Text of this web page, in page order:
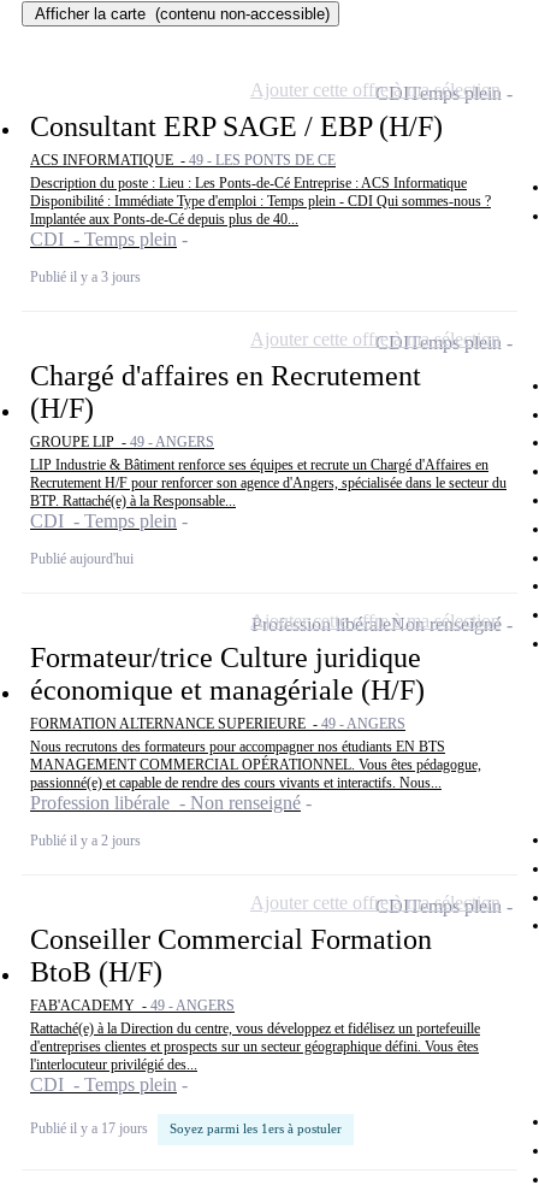
Afficher la carte (contenu non-accessible)
Consultant ERP SAGE / EBP (H/F)
ACS INFORMATIQUE - 49 - LES PONTS DE CE
Description du poste : Lieu : Les Ponts-de-Cé Entreprise : ACS Informatique
Disponibilité : Immédiate Type d'emploi : Temps plein - CDI Qui sommes-nous ?
Implantée aux Ponts-de-Cé depuis plus de 40...
CDI - Temps plein
Publié il y a 3 jours
CDITemps plein
Ajouter cette offre à ma sélection
Chargé d'affaires en Recrutement
(H/F)
GROUPE LIP - 49 - ANGERS
LIP Industrie & Bâtiment renforce ses équipes et recrute un Chargé d'Affaires en
Recrutement H/F pour renforcer son agence d'Angers, spécialisée dans le secteur du
BTP. Rattaché(e) à la Responsable...
CDI - Temps plein
Publié aujourd'hui
CDITemps plein
Ajouter cette offre à ma sélection
Formateur/trice Culture juridique
économique et managériale (H/F)
FORMATION ALTERNANCE SUPERIEURE - 49 - ANGERS
Nous recrutons des formateurs pour accompagner nos étudiants EN BTS
MANAGEMENT COMMERCIAL OPÉRATIONNEL. Vous êtes pédagogue,
passionné(e) et capable de rendre des cours vivants et interactifs. Nous...
Profession libérale - Non renseigné
Publié il y a 2 jours
Profession libéraleNon renseigné
Ajouter cette offre à ma sélection
Conseiller Commercial Formation
BtoB (H/F)
FAB'ACADEMY - 49 - ANGERS
Rattaché(e) à la Direction du centre, vous développez et fidélisez un portefeuille
d'entreprises clientes et prospects sur un secteur géographique défini. Vous êtes
l'interlocuteur privilégié des...
CDI - Temps plein
Publié il y a 17 jours Soyez parmi les 1ers à postuler
CDITemps plein
Ajouter cette offre à ma sélection